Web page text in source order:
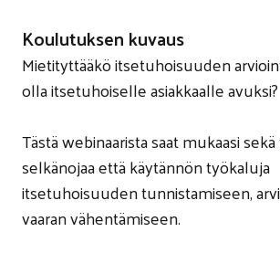
Koulutuksen kuvaus
Mietityttääkö itsetuhoisuuden
olla itsetuhoiselle asiakkaalle avuksi?
Tästä webinaarista saat mukaasi
selkänojaa että käytännön työkaluja
itsetuhoisuuden tunnistamiseen,
vaaran vähentämiseen.